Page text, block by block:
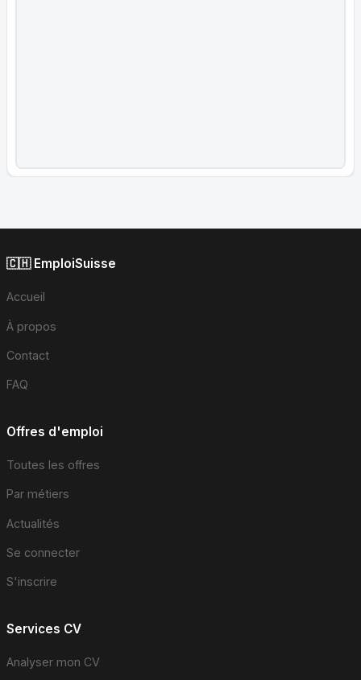
🇨🇭 EmploiSuisse
Accueil
À propos
Contact
FAQ
Offres d'emploi
Toutes les offres
Par métiers
Actualités
Se connecter
S'inscrire
Services CV
Analyser mon CV